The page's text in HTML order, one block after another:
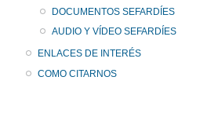
DOCUMENTOS SEFARDÍES
AUDIO Y VÍDEO SEFARDÍES
ENLACES DE INTERÉS
COMO CITARNOS